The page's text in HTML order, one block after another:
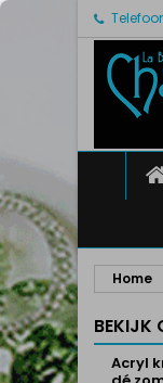
Home
BEKIJK
Acryl